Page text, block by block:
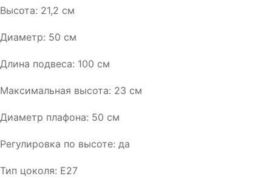
Высота: 21,2 см
Диаметр: 50 см
Длина подвеса: 100 см
Максимальная высота: 23 см
Диаметр плафона: 50 см
Регулировка по высоте: да
Тип цоколя: E27